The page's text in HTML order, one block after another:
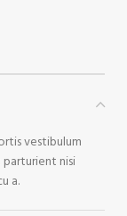
vestibulum
nisi
a.